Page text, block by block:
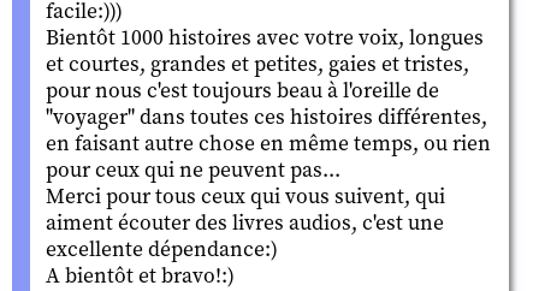
facile:)))
Bientôt 1000 histoires avec votre voix, longues
et courtes, grandes et petites, gaies et tristes,
pour nous c'est toujours beau à l'oreille de
"voyager" dans toutes ces histoires différentes,
en faisant autre chose en même temps, ou rien
pour ceux qui ne peuvent pas...
Merci pour tous ceux qui vous suivent, qui
aiment écouter des livres audios, c'est une
excellente dépendance:)
A bientôt et bravo!:)